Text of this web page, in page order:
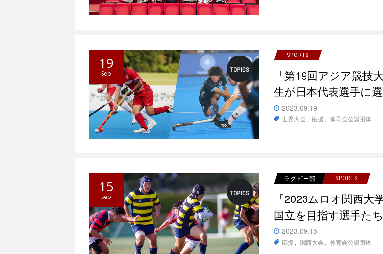
19
Sep
SPORTS
「第19回アジア競
生が日本代表選手に
2023.09.19
世界大会 応援 体育会公認団体
15
Sep
ラグビー部 SPORTS
「2023ムロオ関西
国立を目指す選手た
2023.09.15
応援 関西大会 体育会公認団体